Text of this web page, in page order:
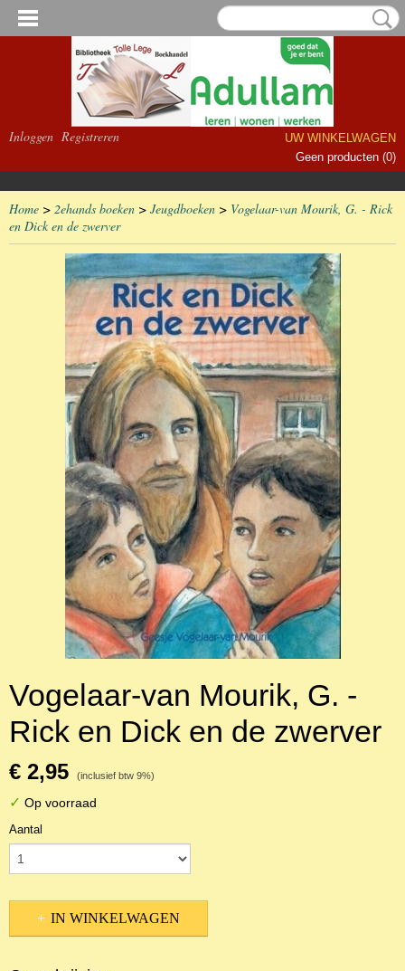
Inloggen Registreren
UW WINKELWAGEN
Geen producten (0)
Home > 2ehands boeken > Jeugdboeken > Vogelaar-van Mourik, G. - Rick
en Dick en de zwerver
Vogelaar-van Mourik, G. -
Rick en Dick en de zwerver
€ 2,95 (inclusief btw 9%)
✓ Op voorraad
Aantal
IN WINKELWAGEN